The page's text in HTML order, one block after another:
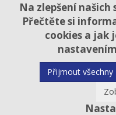
Na zlepšení našich
Přečtěte si
cookies a jak
Přijmout všechny